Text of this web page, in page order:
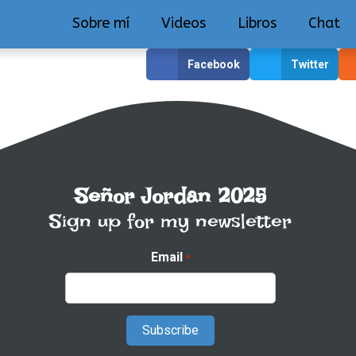
Sobre mí Videos Libros Chat
Facebook Twitter
Señor Jordan 2025
Sign up for my newsletter
Email *